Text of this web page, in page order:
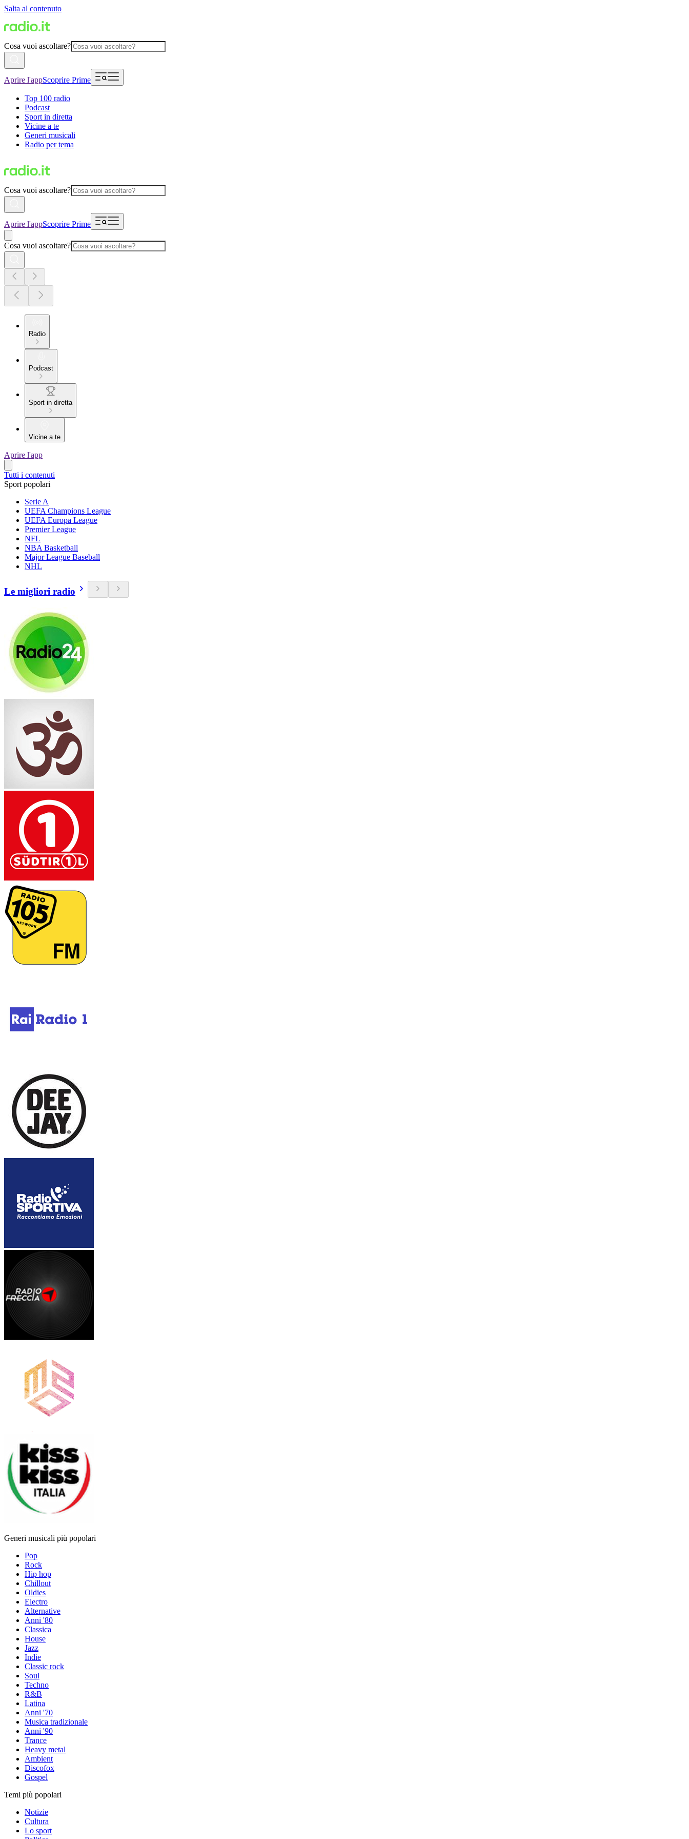
Salta al contenuto
Cosa vuoi ascoltare?
Aprire l'appScoprire Prime
Top 100 radio
Podcast
Sport in diretta
Vicine a te
Generi musicali
Radio per tema
Cosa vuoi ascoltare?
Aprire l'appScoprire Prime
Cosa vuoi ascoltare?
Radio
Podcast
Sport in diretta
Vicine a te
Aprire l'app
Tutti i contenuti
Sport popolari
Serie A
UEFA Champions League
UEFA Europa League
Premier League
NFL
NBA Basketball
Major League Baseball
NHL
Le migliori radio
Generi musicali più popolari
Pop
Rock
Hip hop
Chillout
Oldies
Electro
Alternative
Anni '80
Classica
House
Jazz
Indie
Classic rock
Soul
Techno
R&B
Latina
Anni '70
Musica tradizionale
Anni '90
Trance
Heavy metal
Ambient
Discofox
Gospel
Temi più popolari
Notizie
Cultura
Lo sport